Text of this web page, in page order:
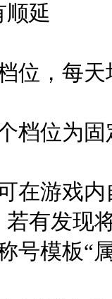
顺延
位，每
档位为
在游戏
有发现
号模板“